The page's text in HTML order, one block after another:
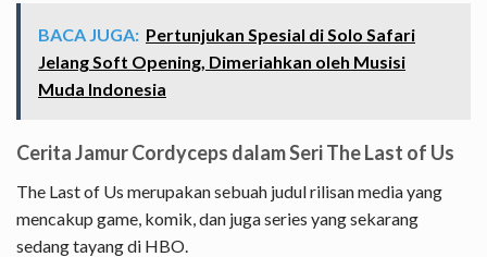
BACA JUGA: Pertunjukan Spesial di Solo Safari
Jelang Soft Opening, Dimeriahkan oleh Musisi
Muda Indonesia
Cerita Jamur Cordyceps dalam Seri The Last of Us
The Last of Us merupakan sebuah judul rilisan media yang
mencakup game, komik, dan juga series yang sekarang
sedang tayang di HBO.